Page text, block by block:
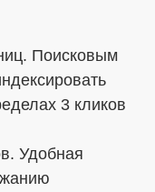
Поисковым
3 кликов
Удобная